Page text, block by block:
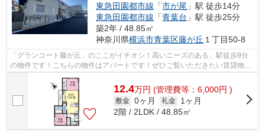
東急田園都市線 「市が尾 」駅 徒歩14分
東急田園都市線 「青葉台 」駅 徒歩25分
築2年 / 48.85㎡
神奈川県横浜市青葉区藤が丘 １丁目50-8
「グランコート藤が丘」のここがイチオシ！高いニーズのある、駅徒歩9分
の物件です！こちらの物件はアパートです！ぜひご覧いただきたい賃貸物件
です！内見のご連絡はurbanshop@urbank...
12.4万円 (管理費等：6,000円 )
敷金 0ヶ月 礼金
1ヶ月
2階 / 2LDK / 48.85㎡